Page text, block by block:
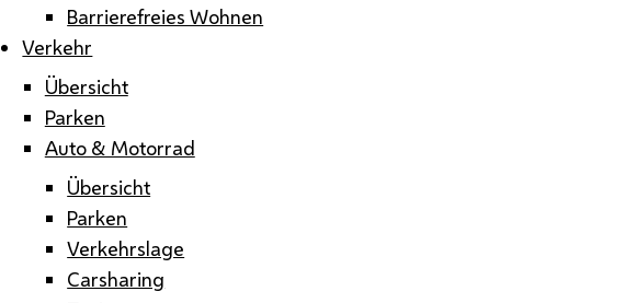
Barrierefreies Wohnen
Verkehr
Übersicht
Parken
Auto & Motorrad
Übersicht
Parken
Verkehrslage
Carsharing